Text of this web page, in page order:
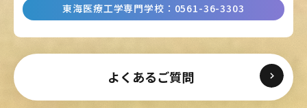
よくあるご質問
東海医療工学専門学校 ： 0561-36-3303